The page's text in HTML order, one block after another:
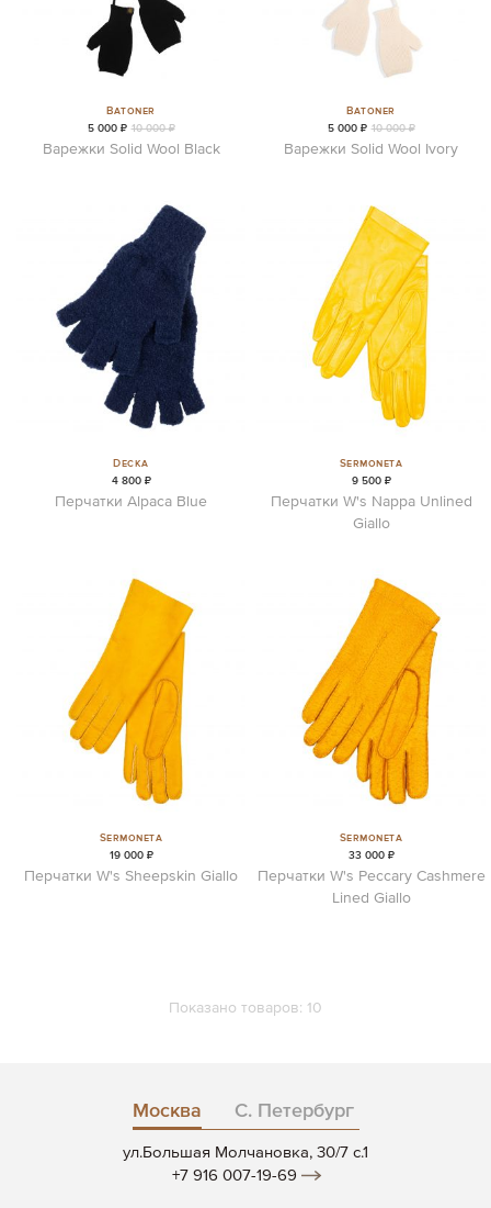
Batoner
5 000 ₽ 10 000 ₽
Варежки Solid Wool Black
Batoner
5 000 ₽ 10 000 ₽
Варежки Solid Wool Ivory
Decka
4 800 ₽
Перчатки Alpaca Blue
Sermoneta
9 500 ₽
Перчатки W's Nappa Unlined
Giallo
Sermoneta
19 000 ₽
Перчатки W's Sheepskin Giallo
Sermoneta
33 000 ₽
Перчатки W's Peccary Cashmere
Lined Giallo
Показано товаров: 10
Москва С. Петербург
ул.Большая Молчановка, 30/7 c.1
+7 916 007-19-69